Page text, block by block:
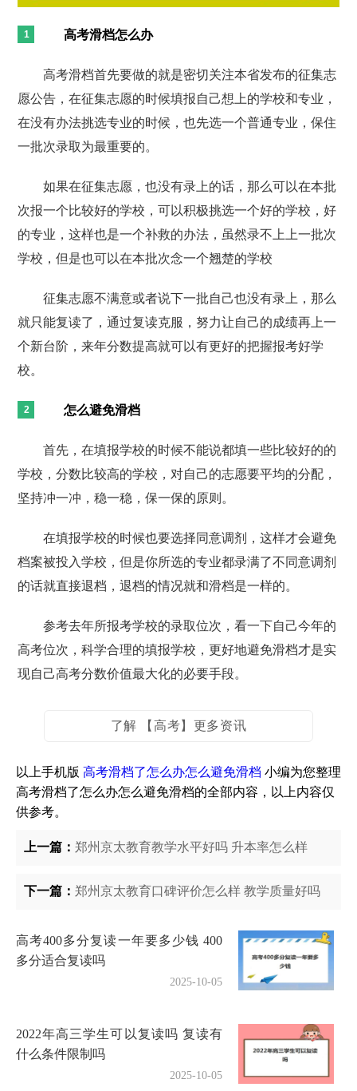
高考滑档怎么办
高考滑档首先要做的就是密切关注本省发布的征集志
愿公告，在征集志愿的时候填报自己想上的学校和专业，
在没有办法挑选专业的时候，也先选一个普通专业，保住
一批次录取为最重要的。
如果在征集志愿，也没有录上的话，那么可以在本批
次报一个比较好的学校，可以积极挑选一个好的学校，好
的专业，这样也是一个补救的办法，虽然录不上上一批次
学校，但是也可以在本批次念一个翘楚的学校
征集志愿不满意或者说下一批自己也没有录上，那么
就只能复读了，通过复读克服，努力让自己的成绩再上一
个新台阶，来年分数提高就可以有更好的把握报考好学
校。
怎么避免滑档
首先，在填报学校的时候不能说都填一些比较好的的
学校，分数比较高的学校，对自己的志愿要平均的分配，
坚持冲一冲，稳一稳，保一保的原则。
在填报学校的时候也要选择同意调剂，这样才会避免
档案被投入学校，但是你所选的专业都录满了不同意调剂
的话就直接退档，退档的情况就和滑档是一样的。
参考去年所报考学校的录取位次，看一下自己今年的
高考位次，科学合理的填报学校，更好地避免滑档才是实
现自己高考分数价值最大化的必要手段。
了解 【高考】更多资讯
以上手机版 高考滑档了怎么办怎么避免滑档 小编为您整理
高考滑档了怎么办怎么避免滑档的全部内容，以上内容仅
供参考。
上一篇： 郑州京太教育教学水平好吗 升本率怎么样
下一篇： 郑州京太教育口碑评价怎么样 教学质量好吗
高考400多分复读一年要多少钱 400
多分适合复读吗
2025-10-05
2022年高三学生可以复读吗 复读有
什么条件限制吗
2025-10-05